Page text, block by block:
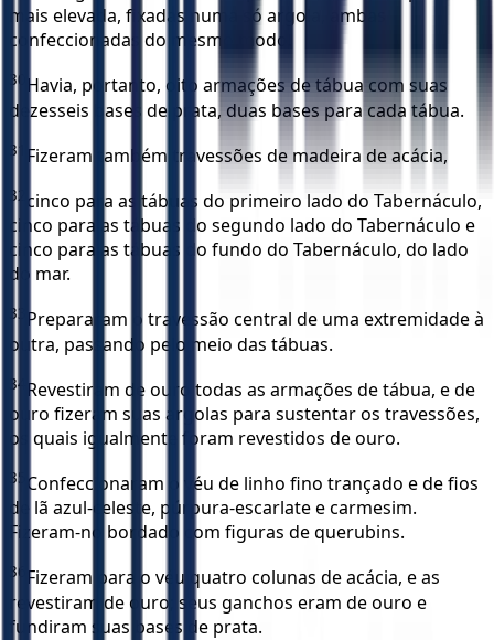
mais elevada, fixadas numa só argola, ambas
confeccionadas do mesmo modo.
30 Havia, portanto, oito armações de tábua com suas
dezesseis bases de prata, duas bases para cada tábua.
31 Fizeram também travessões de madeira de acácia,
32 cinco para as tábuas do primeiro lado do Tabernáculo,
cinco para as tábuas do segundo lado do Tabernáculo e
cinco para as tábuas do fundo do Tabernáculo, do lado
do mar.
33 Prepararam o travessão central de uma extremidade à
outra, passando pelo meio das tábuas.
34 Revestiram de ouro todas as armações de tábua, e de
ouro fizeram suas argolas para sustentar os travessões,
os quais igualmente foram revestidos de ouro.
35 Confeccionaram o véu de linho fino trançado e de fios
de lã azul-celeste, púrpura-escarlate e carmesim.
Fizeram-no bordado com figuras de querubins.
36 Fizeram para o véu quatro colunas de acácia, e as
revestiram de ouro; seus ganchos eram de ouro e
fundiram suas bases de prata.